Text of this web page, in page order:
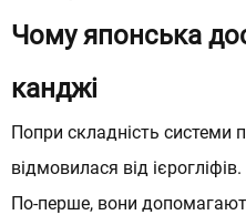
Чому японська
канджі
Попри складність системи
відмовилася від
По-перше, вони